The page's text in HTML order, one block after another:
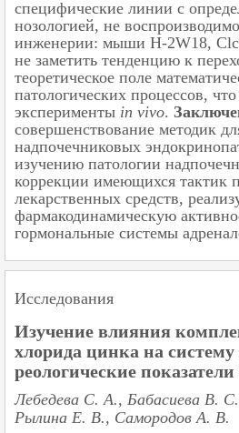
специфические линии с
нозологией, не
инженерии: мыши Н-2W18,
не заметить тенденцию к
теоретическое поле
патологических процессов,
эксперименты in vivo.
совершенствование методик
надпочечниковых
изучению патологии
коррекции имеющихся тактик
лекарственных средств,
фармакодинамическую
гормональные системы
Исследования
Изучение влияния
хлорида цинка на систему
реологические
Лебедева С. А., Бабасиева В.
Рылина Е. В., Самородов А. В.